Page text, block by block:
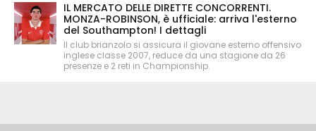
IL MERCATO DELLE DIRETTE CONCORRENTI.
MONZA-ROBINSON, è ufficiale: arriva l'esterno
del Southampton! I dettagli
Il club brianzolo si assicura il giovane esterno offensivo
inglese classe 2007, reduce da una stagione da 26
presenze e 2 reti in Championship.